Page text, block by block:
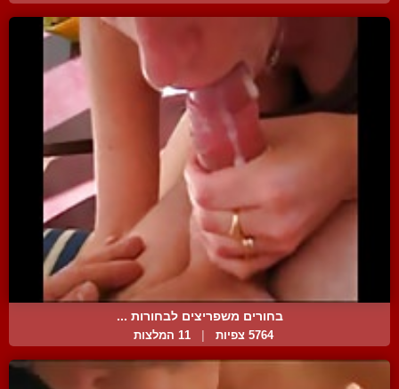
בחורים משפריצים לבחורות ...
5764 צפיות 11 המלצות